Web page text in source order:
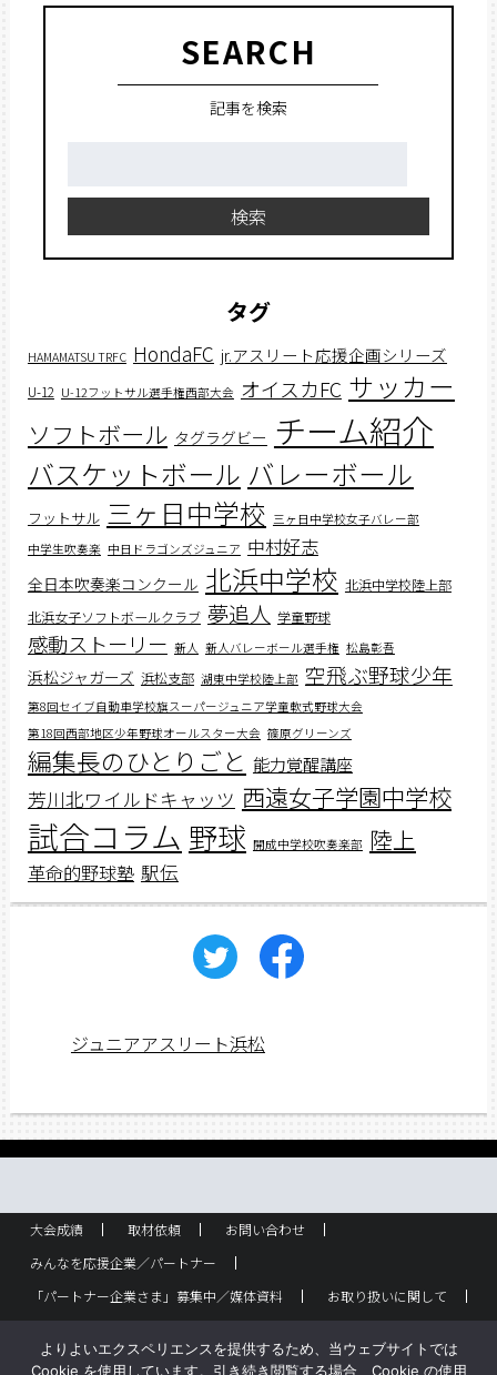
SEARCH
記事を検索
検索
タグ
HAMAMATSU TRFC HondaFC jr.アスリート応援企画シリーズ
U-12 U-12フットサル選手権西部大会 オイスカFC サッカー
ソフトボール タグラグビー チーム紹介
バスケットボール バレーボール
フットサル 三ヶ日中学校 三ヶ日中学校女子バレー部
中学生吹奏楽 中日ドラゴンズジュニア 中村好志
全日本吹奏楽コンクール 北浜中学校 北浜中学校陸上部
北浜女子ソフトボールクラブ 夢追人 学童野球
感動ストーリー 新人 新人バレーボール選手権 松島彰吾
浜松ジャガーズ 浜松支部 湖東中学校陸上部 空飛ぶ野球少年
第8回セイブ自動車学校旗スーパージュニア学童軟式野球大会
第18回西部地区少年野球オールスター大会 篠原グリーンズ
編集長のひとりごと 能力覚醒講座
芳川北ワイルドキャッツ 西遠女子学園中学校
試合コラム 野球 開成中学校吹奏楽部 陸上
革命的野球塾 駅伝
ジュニアアスリート浜松
大会成績 取材依頼
お問い合わせ
みんなを応援企業／パートナー
「パートナー企業さま」募集中／媒体資料
お取り扱いに関して
バックナンバー
サイトポリシー
よりよいエクスペリエンスを提供するため、当ウェブサイトでは
Cookie を使用しています。引き続き閲覧する場合、Cookie の使用